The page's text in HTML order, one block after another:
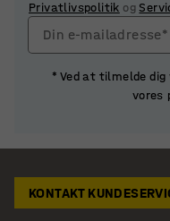
Privatlivspolitik og
Din e-mailadresse*
* Ved at tilmelde dig
vores
KONTAKT